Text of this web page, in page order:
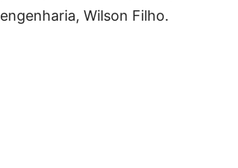
engenharia, Wilson Filho.